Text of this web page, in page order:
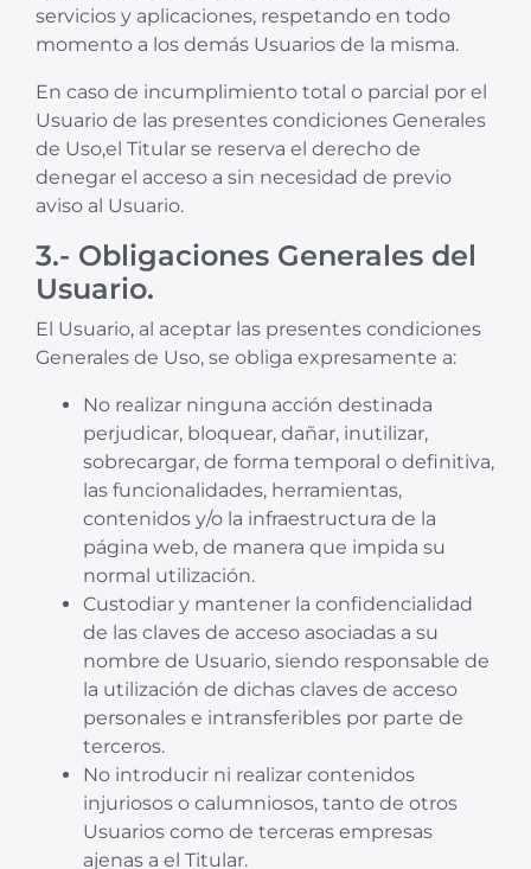
servicios y aplicaciones, respetando en todo
momento a los demás Usuarios de la misma.
En caso de incumplimiento total o parcial por el
Usuario de las presentes condiciones Generales
de Uso,el Titular se reserva el derecho de
denegar el acceso a sin necesidad de previo
aviso al Usuario.
3.- Obligaciones Generales del
Usuario.
El Usuario, al aceptar las presentes condiciones
Generales de Uso, se obliga expresamente a:
No realizar ninguna acción destinada
perjudicar, bloquear, dañar, inutilizar,
sobrecargar, de forma temporal o definitiva,
las funcionalidades, herramientas,
contenidos y/o la infraestructura de la
página web, de manera que impida su
normal utilización.
Custodiar y mantener la confidencialidad
de las claves de acceso asociadas a su
nombre de Usuario, siendo responsable de
la utilización de dichas claves de acceso
personales e intransferibles por parte de
terceros.
No introducir ni realizar contenidos
injuriosos o calumniosos, tanto de otros
Usuarios como de terceras empresas
ajenas a el Titular.